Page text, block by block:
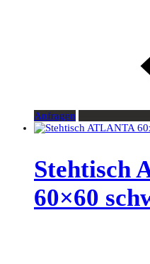
Anfragen
Stehtisch
60×60